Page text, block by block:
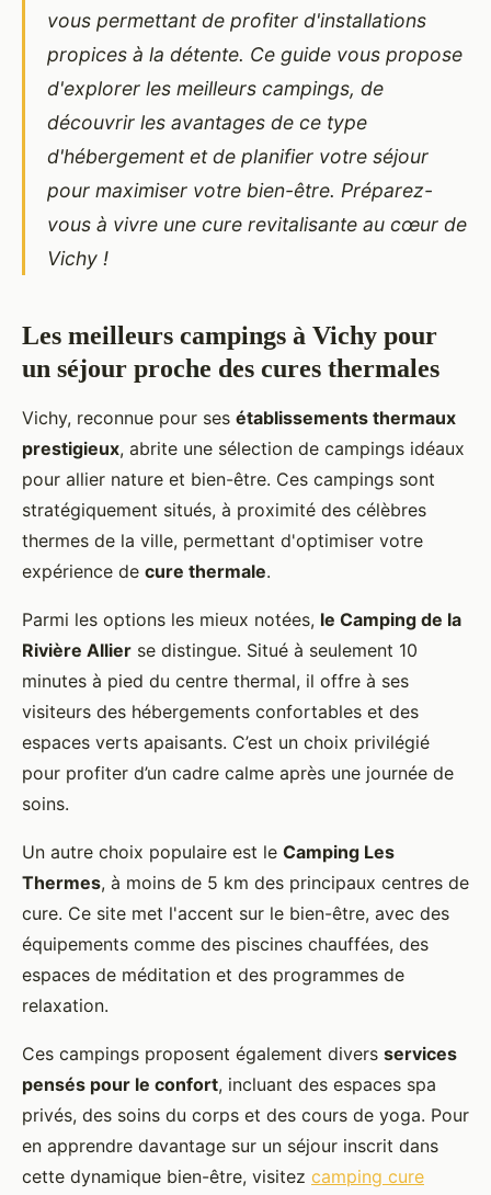
vous permettant de profiter d'installations
propices à la détente. Ce guide vous propose
d'explorer les meilleurs campings, de
découvrir les avantages de ce type
d'hébergement et de planifier votre séjour
pour maximiser votre bien-être. Préparez-
vous à vivre une cure revitalisante au cœur de
Vichy !
Les meilleurs campings à Vichy pour
un séjour proche des cures thermales
Vichy, reconnue pour ses établissements thermaux
prestigieux, abrite une sélection de campings idéaux
pour allier nature et bien-être. Ces campings sont
stratégiquement situés, à proximité des célèbres
thermes de la ville, permettant d'optimiser votre
expérience de cure thermale.
Parmi les options les mieux notées, le Camping de la
Rivière Allier se distingue. Situé à seulement 10
minutes à pied du centre thermal, il offre à ses
visiteurs des hébergements confortables et des
espaces verts apaisants. C’est un choix privilégié
pour profiter d’un cadre calme après une journée de
soins.
Un autre choix populaire est le Camping Les
Thermes, à moins de 5 km des principaux centres de
cure. Ce site met l'accent sur le bien-être, avec des
équipements comme des piscines chauffées, des
espaces de méditation et des programmes de
relaxation.
Ces campings proposent également divers services
pensés pour le confort, incluant des espaces spa
privés, des soins du corps et des cours de yoga. Pour
en apprendre davantage sur un séjour inscrit dans
cette dynamique bien-être, visitez camping cure